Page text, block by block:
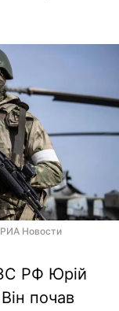
РИА Новости
РФ Юрій
почав